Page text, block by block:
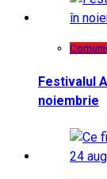
Festivalul
noiembrie